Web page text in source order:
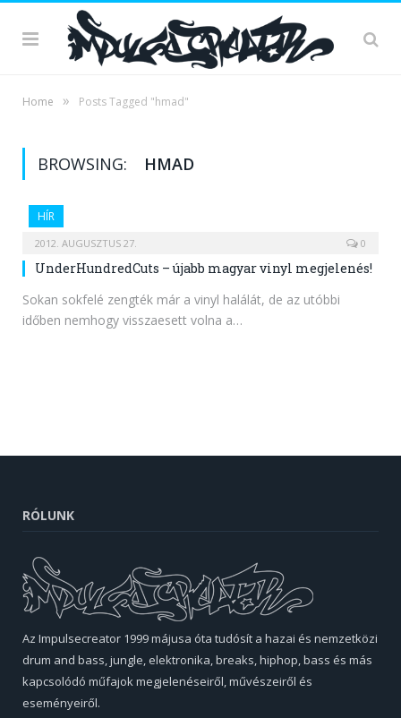
Home » Posts Tagged "hmad"
BROWSING: HMAD
HÍR
2012. AUGUSZTUS 27. 0
UnderHundredCuts – újabb magyar vinyl megjelenés!
Sokan sokfelé zengték már a vinyl halálát, de az utóbbi
időben nemhogy visszaesett volna a…
RÓLUNK
Az Impulsecreator 1999 májusa óta tudósít a hazai és nemzetközi
drum and bass, jungle, elektronika, breaks, hiphop, bass és más
kapcsolódó műfajok megjelenéseiről, művészeiről és
eseményeiről.